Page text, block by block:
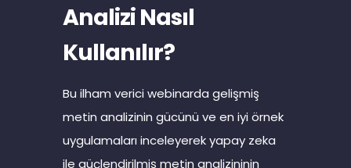
Analizi Nasıl
Kullanılır?
Bu ilham verici webinarda gelişmiş
metin analizinin gücünü ve en iyi örnek
uygulamaları inceleyerek yapay zeka
ile güçlendirilmiş metin analizininin